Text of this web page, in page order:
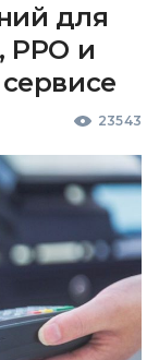
для
РРО и
23543